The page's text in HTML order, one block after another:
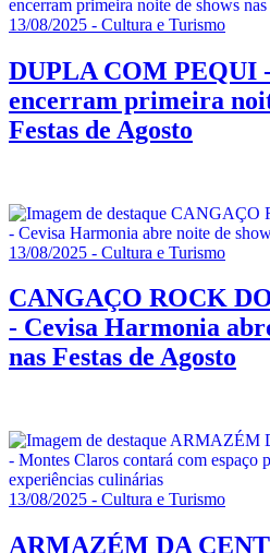
13/08/2025 - Cultura e Turismo
DUPLA COM PEQUI
encerram primeira
Festas de Agosto
13/08/2025 - Cultura e Turismo
CANGAÇO ROCK
- Cevisa Harmonia
nas Festas de Agosto
13/08/2025 - Cultura e Turismo
ARMAZÉM DA